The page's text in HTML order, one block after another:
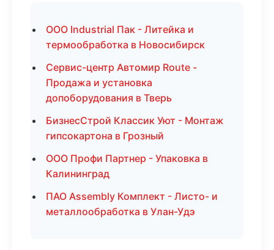
ООО Industrial Пак - Литейка и
термообработка в Новосибирск
Сервис-центр Автомир Route -
Продажа и установка
допоборудования в Тверь
БизнесСтрой Классик Уют - Монтаж
гипсокартона в Грозный
ООО Профи Партнер - Упаковка в
Калининград
ПАО Assembly Комплект - Листо- и
металлообработка в Улан-Удэ